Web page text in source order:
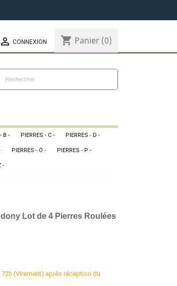
 CONNEXION shopping_cart Panier (0)
B - PIERRES - C - PIERRES - D -
PIERRES - O - PIERRES - P -
-
Lot de 4 Pierres Roulées
(Virement) après réception du